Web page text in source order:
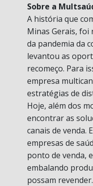
Sobre a
A história que
Minas Gerais, foi
da pandemia da
levantou as
recomeço. Para
empresa
estratégias de
Hoje, além dos
encontrar as
canais de venda.
empresas de
ponto de venda,
embalando
possam revender.